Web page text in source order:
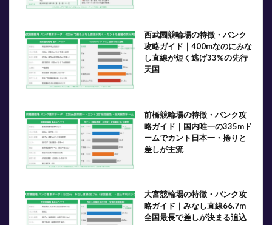
西武園競輪場の特徴・バンク
攻略ガイド｜400mなのにみな
し直線が短く逃げ33%の先行
天国
前橋競輪場の特徴・バンク攻
略ガイド｜国内唯一の335mド
ームでカント日本一・捲りと
差しが主流
大宮競輪場の特徴・バンク攻
略ガイド｜みなし直線66.7m
全国最長で差しが決まる追込